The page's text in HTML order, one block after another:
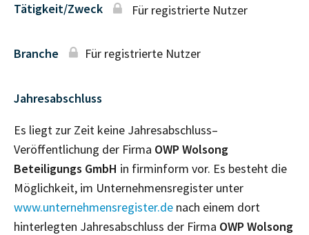
Tätigkeit/Zweck Für registrierte Nutzer
Branche Für registrierte Nutzer
Jahresabschluss
Es liegt zur Zeit keine Jahresabschluss–
Veröffentlichung der Firma OWP Wolsong
Beteiligungs GmbH in firminform vor. Es besteht die
Möglichkeit, im Unternehmensregister unter
www.unternehmensregister.de nach einem dort
hinterlegten Jahresabschluss der Firma OWP Wolsong